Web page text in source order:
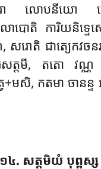
ោ លោបនីយោ
ោបោតិ ការិយនិទ្
, សរោតិ ជាត្យេកវចន
សត្តមី, តតោ វណ្ណ
មសិ, កតមា ចានន្ទ
១៤. សត្តមិយំ បុព្ពស្ស